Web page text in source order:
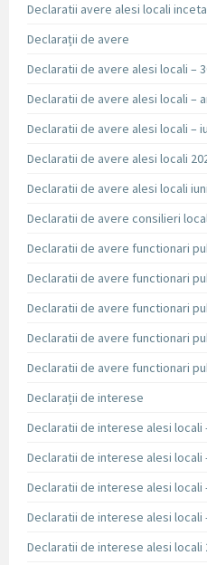
Declaratii avere alesi locali
Declarații de avere
Declaratii de avere alesi locali –
Declaratii de avere alesi locali –
Declaratii de avere alesi locali –
Declaratii de avere alesi locali
Declaratii de avere alesi locali
Declaratii de avere consilieri
Declaratii de avere functionari
Declaratii de avere functionari
Declaratii de avere functionari
Declaratii de avere functionari
Declaratii de avere functionari
Declarații de interese
Declaratii de interese alesi locali
Declaratii de interese alesi locali
Declaratii de interese alesi locali
Declaratii de interese alesi locali
Declaratii de interese alesi locali